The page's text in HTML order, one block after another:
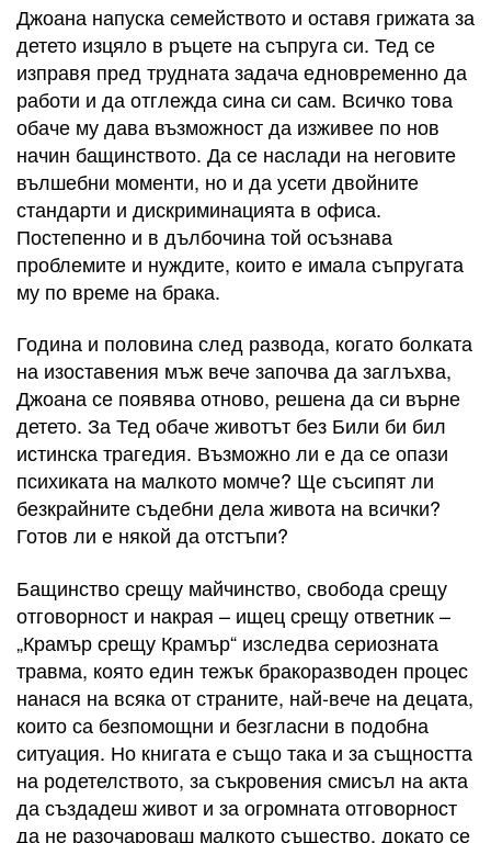
Джоана напуска семейството и оставя грижата за
детето изцяло в ръцете на съпруга си. Тед се
изправя пред трудната задача едновременно да
работи и да отглежда сина си сам. Всичко това
обаче му дава възможност да изживее по нов
начин бащинството. Да се наслади на неговите
вълшебни моменти, но и да усети двойните
стандарти и дискриминацията в офиса.
Постепенно и в дълбочина той осъзнава
проблемите и нуждите, които е имала съпругата
му по време на брака.
Година и половина след развода, когато болката
на изоставения мъж вече започва да заглъхва,
Джоана се появява отново, решена да си върне
детето. За Тед обаче животът без Били би бил
истинска трагедия. Възможно ли е да се опази
психиката на малкото момче? Ще съсипят ли
безкрайните съдебни дела живота на всички?
Готов ли е някой да отстъпи?
Бащинство срещу майчинство, свобода срещу
отговорност и накрая – ищец срещу ответник –
„Крамър срещу Крамър“ изследва сериозната
травма, която един тежък бракоразводен процес
нанася на всяка от страните, най-вече на децата,
които са безпомощни и безгласни в подобна
ситуация. Но книгата е също така и за същността
на родетелството, за съкровения смисъл на акта
да създадеш живот и за огромната отговорност
да не разочароваш малкото същество, докато се